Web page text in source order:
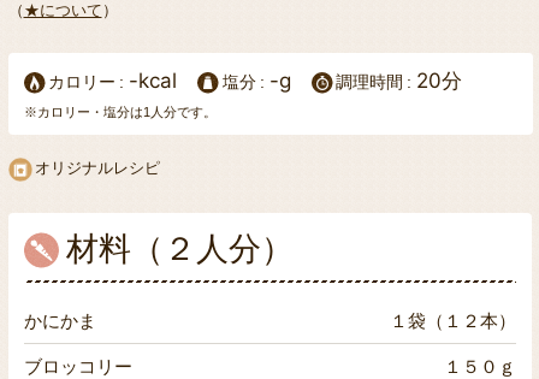
（ ★について ）
カロリー -kcal 塩分 -g 調理時間 20分
※カロリー・塩分は1人分です。
オリジナルレシピ
材料（２人分）
かにかま １袋（１２本）
ブロッコリー １５０ｇ